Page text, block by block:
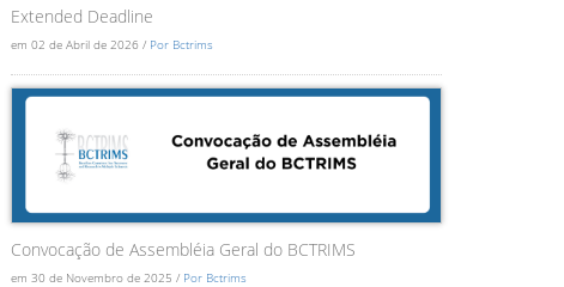
Extended Deadline
em 02 de Abril de 2026 / Por Bctrims
Convocação de Assembléia Geral do BCTRIMS
em 30 de Novembro de 2025 / Por Bctrims